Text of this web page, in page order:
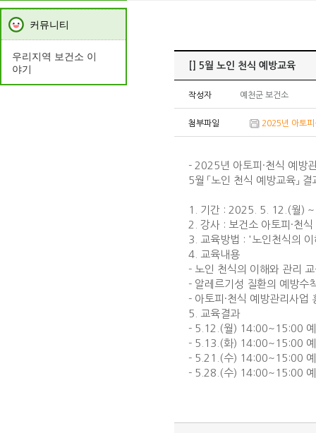
커뮤니티
우리지역 보건소 이
야기
[] 5월 노인 천식 예방교육
작성자 예천군 보건소
첨부파일 2025년 아토
- 2025년 아토피·천식 예방
5월 「노인 천식 예방교육」
1. 기간 : 2025. 5. 12.(월)
2. 강사 : 보건소 아토피·천
3. 교육방법 : '노인천식의
4. 교육내용
- 노인 천식의 이해와 관리
- 알레르기성 질환의 예방수
- 아토피·천식 예방관리사업
5. 교육결과
- 5.12.(월) 14:00~15:00 예
- 5.13.(화) 14:00~15:00 예
- 5.21.(수) 14:00~15:00 예
- 5.28.(수) 14:00~15:00 예